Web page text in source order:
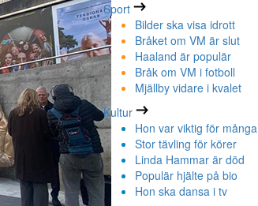
Sport
Bilder ska visa idrott
Bråket om VM är slut
Haaland är populär
Bråk om VM i fotboll
Mjällby vidare i kvalet
Kultur
Hon var viktig för många
Stor tävling för körer
Linda Hammar är död
Populär hjälte på bio
Hon ska dansa i tv